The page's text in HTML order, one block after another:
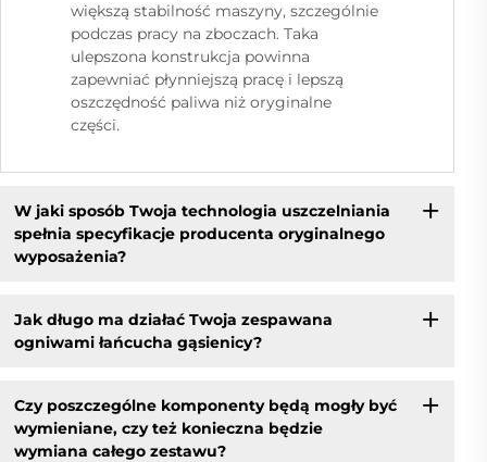
większą stabilność maszyny, szczególnie
podczas pracy na zboczach. Taka
ulepszona konstrukcja powinna
zapewniać płynniejszą pracę i lepszą
oszczędność paliwa niż oryginalne
części.
W jaki sposób Twoja technologia uszczelniania
spełnia specyfikacje producenta oryginalnego
wyposażenia?
Jak długo ma działać Twoja zespawana
ogniwami łańcucha gąsienicy?
Czy poszczególne komponenty będą mogły być
wymieniane, czy też konieczna będzie
wymiana całego zestawu?